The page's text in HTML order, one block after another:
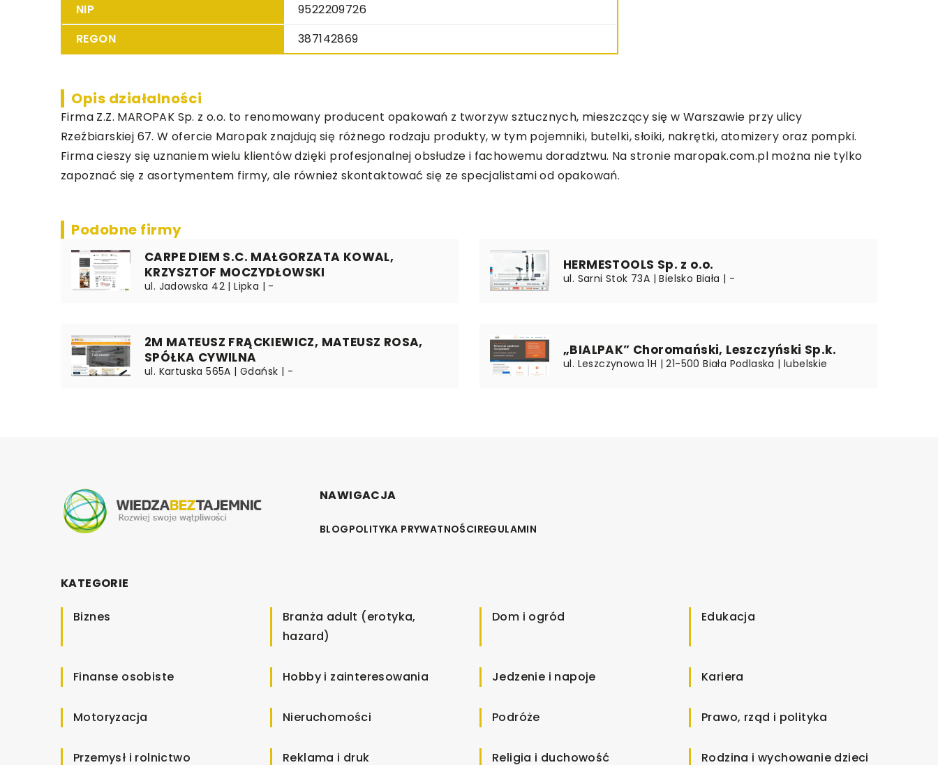
NIP
9522209726
REGON
387142869
Opis działalności
Firma Z.Z. MAROPAK Sp. z o.o. to renomowany producent opakowań z tworzyw sztucznych, mieszczący się w Warszawie przy ulicy
Rzeźbiarskiej 67. W ofercie Maropak znajdują się różnego rodzaju produkty, w tym pojemniki, butelki, słoiki, nakrętki, atomizery oraz pompki.
Firma cieszy się uznaniem wielu klientów dzięki profesjonalnej obsłudze i fachowemu doradztwu. Na stronie maropak.com.pl można nie tylko
zapoznać się z asortymentem firmy, ale również skontaktować się ze specjalistami od opakowań.
Podobne firmy
CARPE DIEM S.C. MAŁGORZATA KOWAL,
KRZYSZTOF MOCZYDŁOWSKI
ul. Jadowska 42 | Lipka | -
HERMESTOOLS Sp. z o.o.
ul. Sarni Stok 73A | Bielsko Biała | -
2M MATEUSZ FRĄCKIEWICZ, MATEUSZ ROSA,
SPÓŁKA CYWILNA
ul. Kartuska 565A | Gdańsk | -
„BIALPAK” Choromański, Leszczyński Sp.k.
ul. Leszczynowa 1H | 21-500 Biała Podlaska | lubelskie
NAWIGACJA
BLOGPOLITYKA PRYWATNOŚCIREGULAMIN
KATEGORIE
Biznes
Branża adult (erotyka,
hazard)
Dom i ogród Edukacja
Finanse osobiste Hobby i zainteresowania Jedzenie i napoje Kariera
Motoryzacja Nieruchomości Podróże Prawo, rząd i polityka
Przemysł i rolnictwo Reklama i druk Religia i duchowość Rodzina i wychowanie dzieci